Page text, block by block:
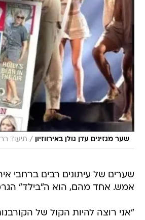
שער מגזינים עדן גולן באירווזיון / תיעוד ברשתות
שערים של עיתונים רבים ברחבי
אמש. אחד מהם, הוא ה"בילד"
"אני רוצה להיות הקול של